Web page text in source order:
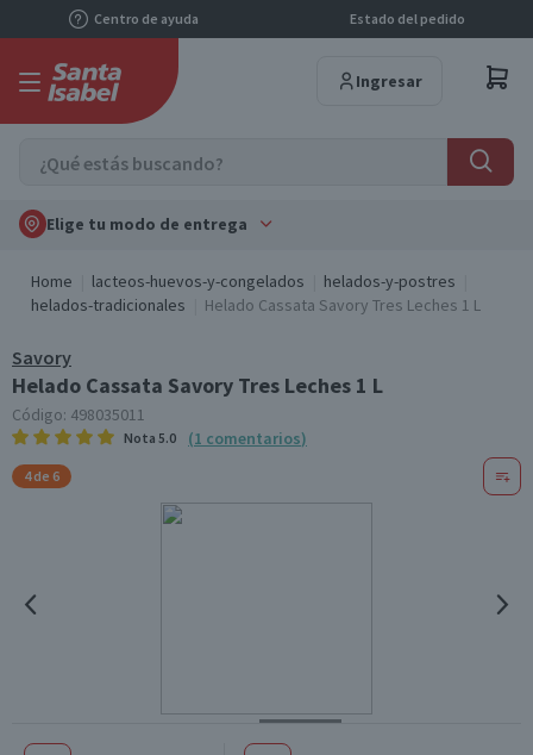
Centro de ayuda Estado del pedido
Ingresar
Elige tu modo de entrega
Home lacteos-huevos-y-congelados
helados-y-postres
helados-tradicionales
Helado Cassata Savory Tres Leches 1 L
Savory
Helado Cassata Savory Tres Leches 1 L
Código: 498035011
Nota 5.0 (1 comentarios)
4 de 6